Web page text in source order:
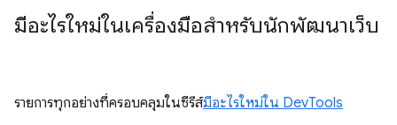
มีอะไรใหม่ในเครื่องมือสำหรับนักพัฒนาเว็บ
รายการทุกอย่างที่ครอบคลุมในซีรีส์มีอะไรใหม่ใน DevTools